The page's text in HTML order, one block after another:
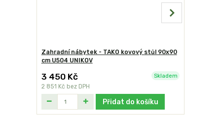
Zahradní nábytek - TAKO kovový stůl 90x90
cm U504 UNIKOV
3 450 Kč
2 851 Kč bez DPH
Skladem
Přidat do košíku